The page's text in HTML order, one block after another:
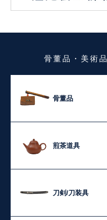
骨董品・美術品
骨董品
煎茶道具
刀剣/刀装具